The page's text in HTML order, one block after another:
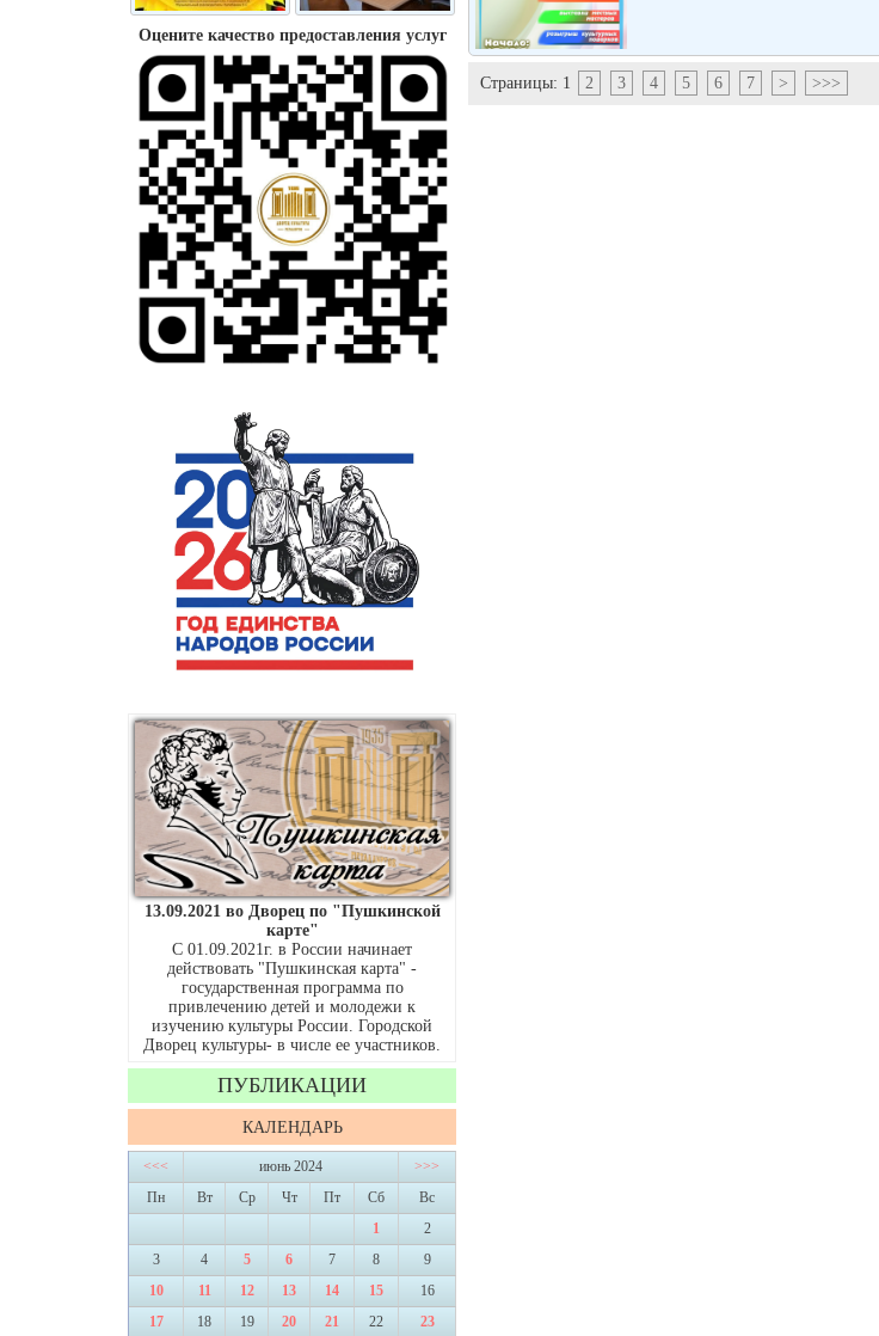
Оцените качество предоставления услуг
13.09.2021 во Дворец по "Пушкинской
карте"
С 01.09.2021г. в России начинает
действовать "Пушкинская карта" -
государственная программа по
привлечению детей и молодежи к
изучению культуры России. Городской
Дворец культуры- в числе ее участников.
ПУБЛИКАЦИИ
КАЛЕНДАРЬ
<<< июнь 2024
>>>
Пн
Вт Ср Чт Пт Сб
Вс
1
2
3
4 5 6 7 8
9
10
11 12 13 14 15
16
17
18 19 20 21 22 23
Страницы: 1 2 3 4 5 6 7 > >>>